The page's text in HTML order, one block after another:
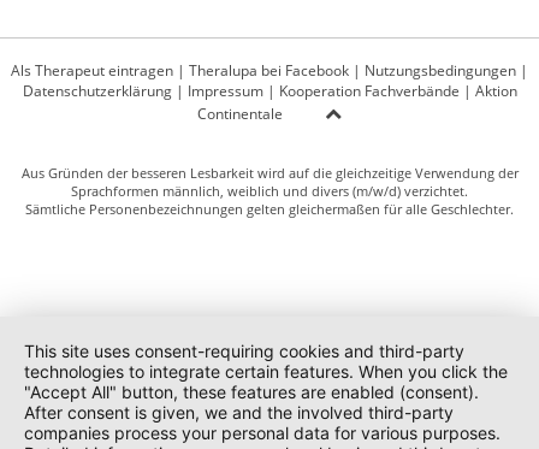
Als Therapeut eintragen | Theralupa bei Facebook | Nutzungsbedingungen |
Datenschutzerklärung| Impressum| Kooperation Fachverbände | Aktion
Continentale
Aus Gründen der besseren Lesbarkeit wird auf die gleichzeitige Verwendung der
Sprachformen männlich, weiblich und divers (m/w/d) verzichtet.
Sämtliche Personenbezeichnungen gelten gleichermaßen für alle Geschlechter.
This site uses consent-requiring cookies and third-party
technologies to integrate certain features. When you click the
"Accept All" button, these features are enabled (consent).
After consent is given, we and the involved third-party
companies process your personal data for various purposes.